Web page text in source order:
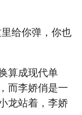
给你弹，你也
算成现代单
而李娇俏是一
龙站着，李娇